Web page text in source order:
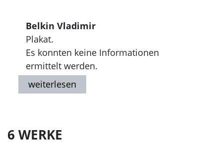
Belkin Vladimir
Plakat.
Es konnten keine Informationen
ermittelt werden.
6 WERKE